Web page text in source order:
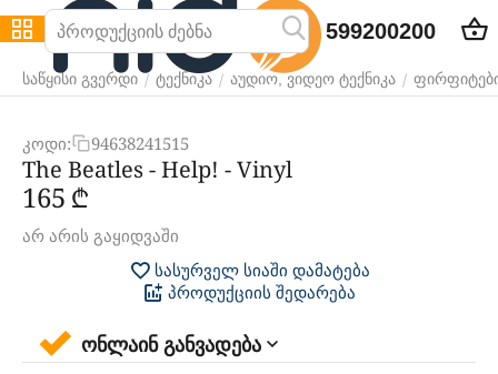
599200200
საწყისი გვერდი / ტექნიკა / აუდიო, ვიდეო ტექნიკა /
კოდი: 94638241515
The Beatles - Help! - Vinyl
‍165‍ ₾
არ არის გაყიდვაში
სასურველ სიაში დამატება
პროდუქციის შედარება
ონლაინ განვადება